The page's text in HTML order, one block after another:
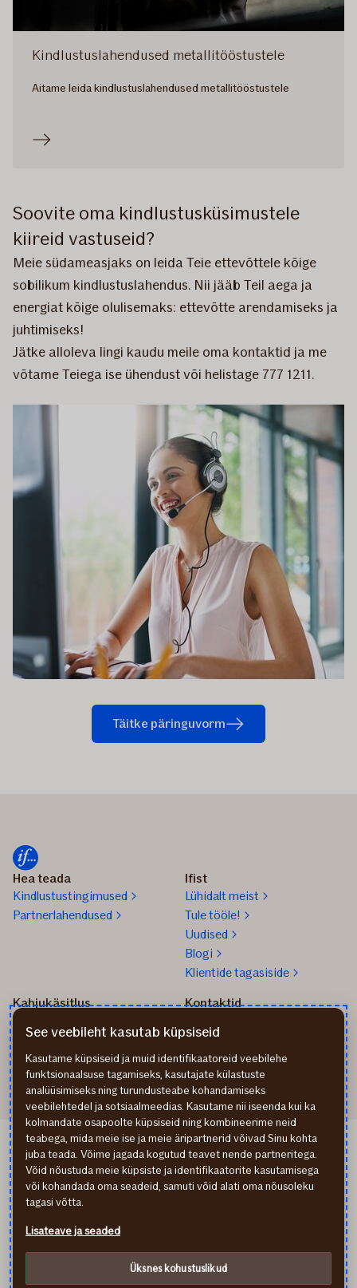
Kindlustuslahendused metallitööstustele
Aitame leida kindlustuslahendused metallitööstustele
Soovite oma kindlustusküsimustele
kiireid vastuseid?
Meie südameasjaks on leida Teie ettevõttele kõige
sobilikum kindlustuslahendus. Nii jääb Teil aega ja
energiat kõige olulisemaks: ettevõtte arendamiseks ja
juhtimiseks!
Jätke alloleva lingi kaudu meile oma kontaktid ja me
võtame Teiega ise ühendust või helistage 777 1211.
Täitke päringuvorm
Hea teada
Kindlustustingimused
Partnerlahendused
Ifist
Lühidalt meist
Tule tööle!
Uudised
Blogi
Klientide tagasiside
Kahjukäsitlus
Kuidas toimida kahju
korral?
Teata kahjust
Kontaktid
Arveldus
777 1211
If Apdrošināšana LV
If draudimas LT
Isikuandmete töötlemine
По-русски
facebook
youtube
instagram
linkedin
See veebileht kasutab küpsiseid
Kasutame küpsiseid ja muid identifikaatoreid veebilehe
funktsionaalsuse tagamiseks, kasutajate külastuste
analüüsimiseks ning turundusteabe kohandamiseks
veebilehtedel ja sotsiaalmeedias. Kasutame nii iseenda kui ka
kolmandate osapoolte küpsiseid ning kombineerime neid
teabega, mida meie ise ja meie äripartnerid võivad Sinu kohta
juba teada. Võime jagada kogutud teavet nende partneritega.
Võid nõustuda meie küpsiste ja identifikaatorite kasutamisega
või kohandada oma seadeid, samuti võid alati oma nõusoleku
tagasi võtta.
Lisateave ja seaded
Üksnes kohustuslikud